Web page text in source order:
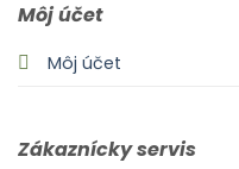
Môj účet
Môj účet
Zákaznícky servis